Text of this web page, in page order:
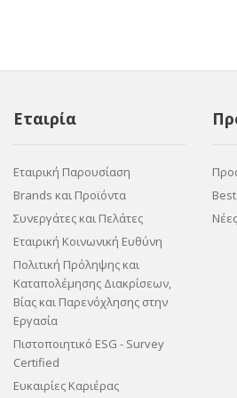
Εταιρία
Εταιρική Παρουσίαση
Brands και Προϊόντα
Συνεργάτες και Πελάτες
Εταιρική Κοινωνική Ευθύνη
Πολιτική Πρόληψης και
Καταπολέμησης Διακρίσεων,
Βίας και Παρενόχλησης στην
Εργασία
Πιστοποιητικό ESG - Survey
Certified
Ευκαιρίες Καριέρας